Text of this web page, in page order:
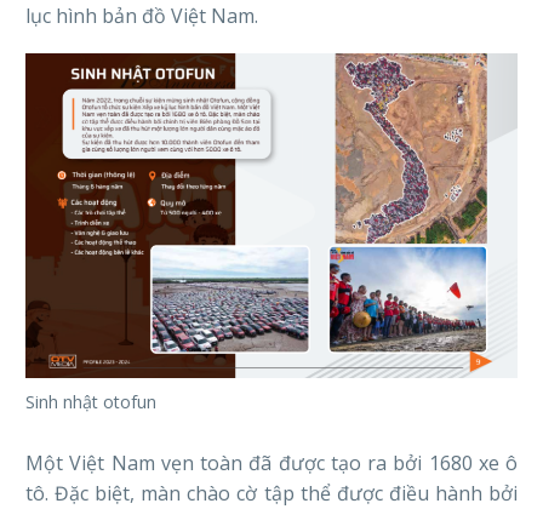
lục hình bản đồ Việt Nam.
Sinh nhật otofun
Một Việt Nam vẹn toàn đã được tạo ra bởi 1680 xe ô
tô. Đặc biệt, màn chào cờ tập thể được điều hành bởi